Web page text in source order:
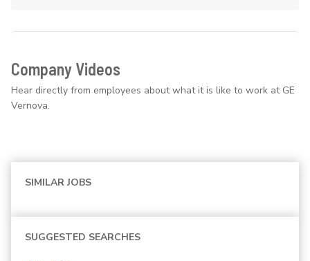
Company Videos
Hear directly from employees about what it is like to work at GE
Vernova.
SIMILAR JOBS
SUGGESTED SEARCHES